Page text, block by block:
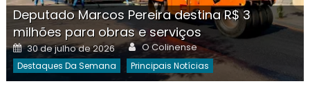
Deputado Marcos Pereira destina R$ 3
milhões para obras e serviços
Posted
on
30 de julho de 2026 Author
O Colinense
Destaques Da Semana Principais Notícias